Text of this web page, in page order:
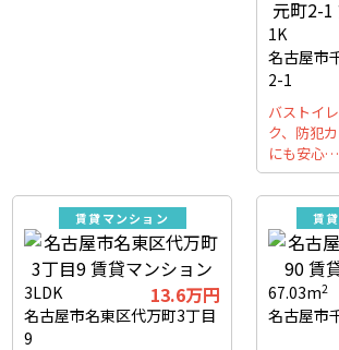
1K
名古屋市
2-1
バストイ
ク、防犯
にも安心…
賃貸マンション
3LDK 13.6万円
名古屋市名東区代万町3丁目
9
賃
67.03m2
名古屋市